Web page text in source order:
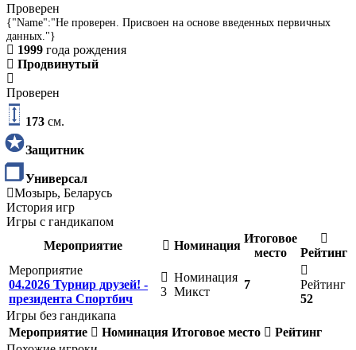
Проверен
{"Name":"Не проверен. Присвоен на основе введенных первичных
данных."}
1999 года рождения
Продвинутый
Проверен
173 см.
Защитник
Универсал
Мозырь, Беларусь
История игр
Игры с гандикапом
Мероприятие
Номинация
Итоговое
место
Рейтинг
Мероприятие
04.2026 Турнир друзей! -
президента Спортбич
3
Номинация
Микст
7
Рейтинг
52
Игры без гандикапа
Мероприятие
Номинация Итоговое место
Рейтинг